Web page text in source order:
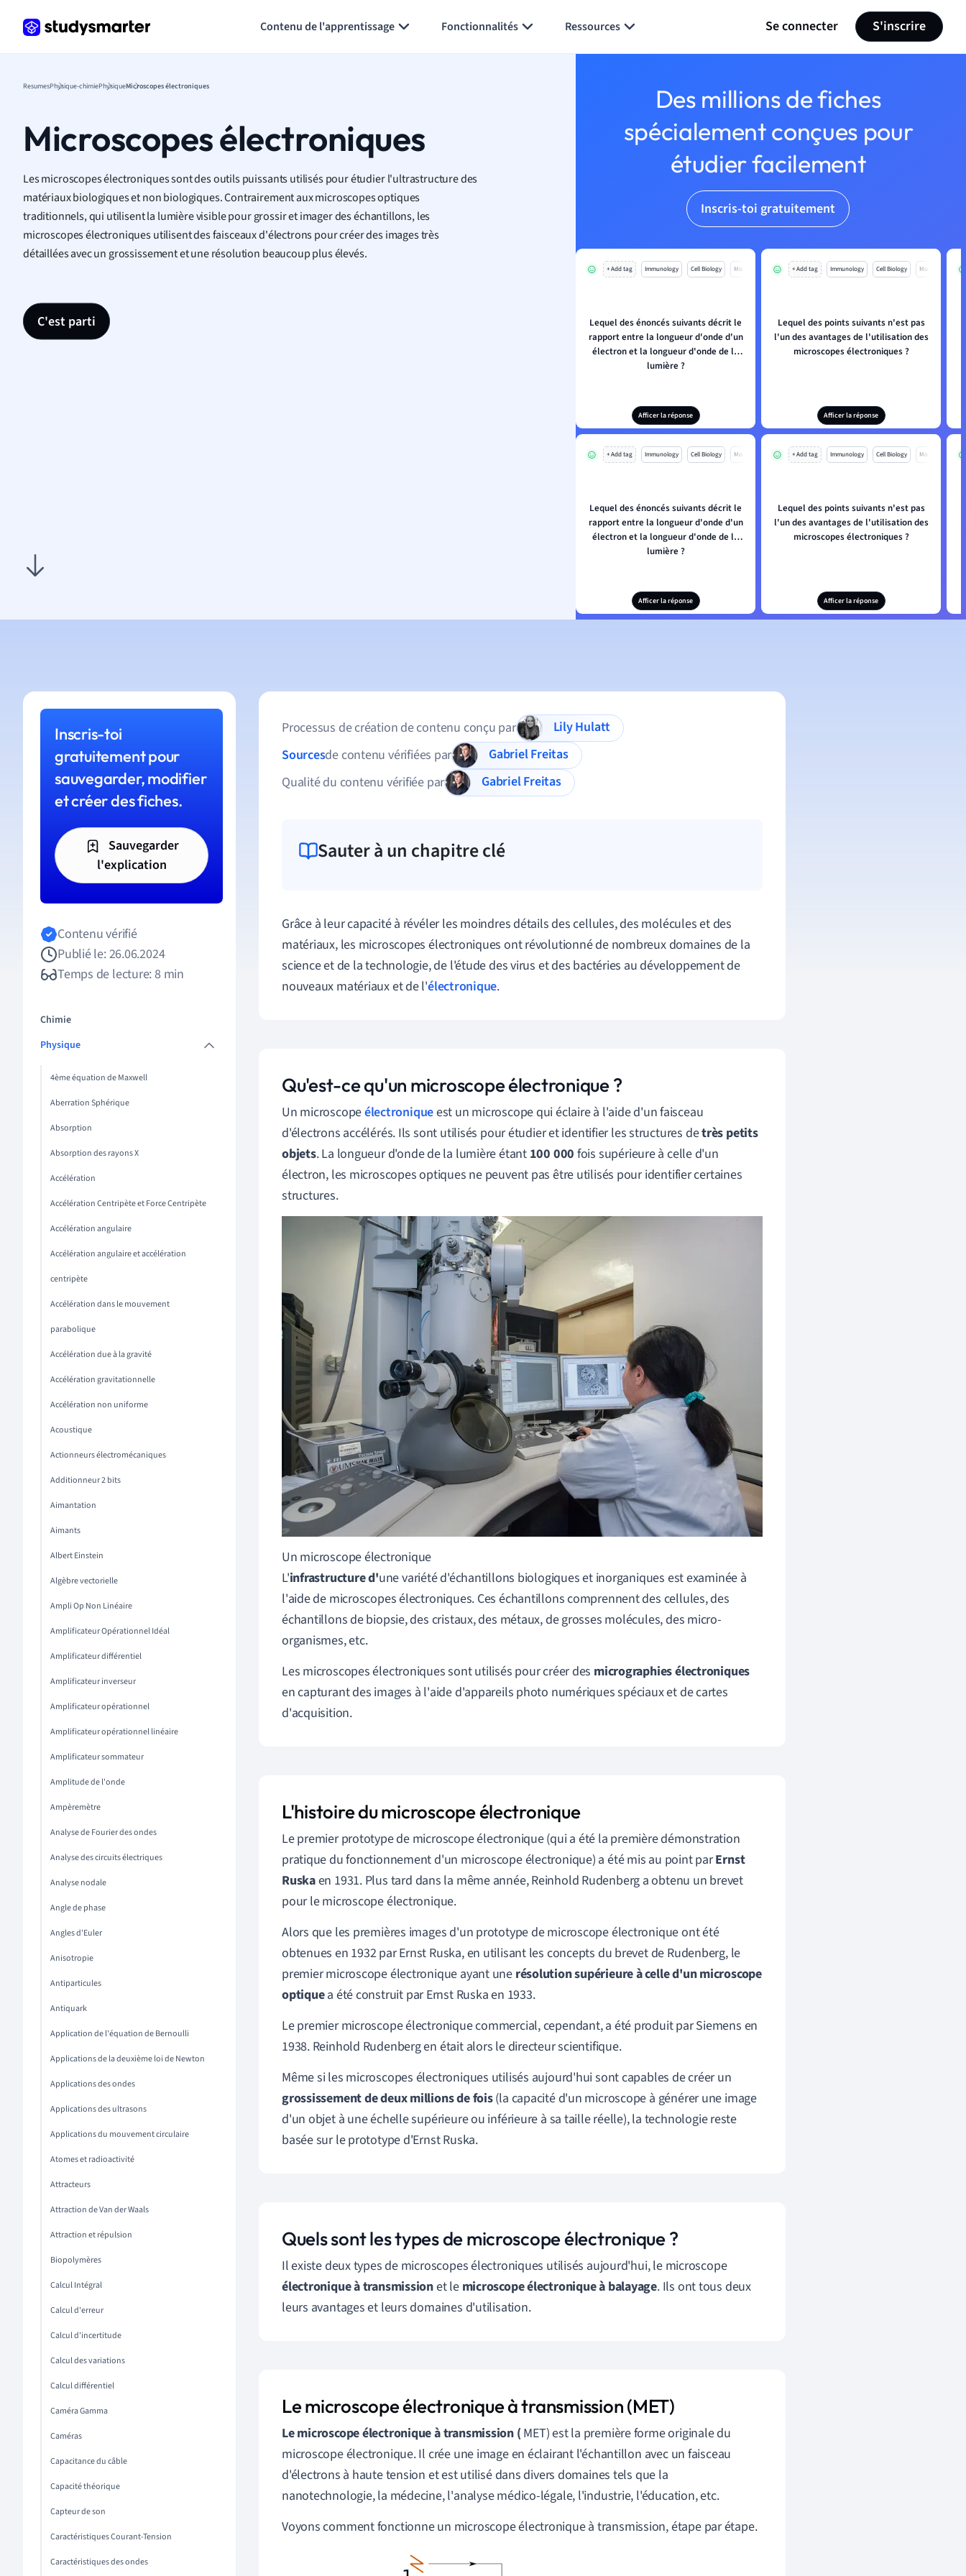
Contenu de l'apprentissage Fonctionnalités Ressources Se connecter S'inscrire
ResumesPhysique-chimiePhysiqueMicroscopes électroniques
Microscopes électroniques
Les microscopes électroniques sont des outils puissants utilisés pour étudier l'ultrastructure des
matériaux biologiques et non biologiques. Contrairement aux microscopes optiques
traditionnels, qui utilisent la lumière visible pour grossir et imager des échantillons, les
microscopes électroniques utilisent des faisceaux d'électrons pour créer des images très
détaillées avec un grossissement et une résolution beaucoup plus élevés.
C'est parti
Des millions de fiches
spécialement conçues pour
étudier facilement
Inscris-toi gratuitement
+ Add tag Immunology Cell Biology Mo
Lequel des énoncés suivants décrit le
rapport entre la longueur d'onde d'un
électron et la longueur d'onde de la
lumière ?
Afficer la réponse
+ Add tag Immunology Cell Biology Mo
Lequel des points suivants n'est pas
l'un des avantages de l'utilisation des
microscopes électroniques ?
Afficer la réponse
+ Add tag Immunology Cell Biology Mo
Lequel des énoncés suivants décrit le
rapport entre la longueur d'onde d'un
électron et la longueur d'onde de la
lumière ?
Afficer la réponse
+ Add tag Immunology Cell Biology Mo
Lequel des points suivants n'est pas
l'un des avantages de l'utilisation des
microscopes électroniques ?
Afficer la réponse
Inscris-toi
gratuitement pour
sauvegarder, modifier
et créer des fiches.
Sauvegarder
l'explication
Contenu vérifié
Publié le: 26.06.2024
Temps de lecture: 8 min
Chimie
Physique
4ème équation de Maxwell
Aberration Sphérique
Absorption
Absorption des rayons X
Accélération
Accélération Centripète et Force Centripète
Accélération angulaire
Accélération angulaire et accélération
centripète
Accélération dans le mouvement
parabolique
Accélération due à la gravité
Accélération gravitationnelle
Accélération non uniforme
Acoustique
Actionneurs électromécaniques
Additionneur 2 bits
Aimantation
Aimants
Albert Einstein
Algèbre vectorielle
Ampli Op Non Linéaire
Amplificateur Opérationnel Idéal
Amplificateur différentiel
Amplificateur inverseur
Amplificateur opérationnel
Amplificateur opérationnel linéaire
Amplificateur sommateur
Amplitude de l'onde
Ampèremètre
Analyse de Fourier des ondes
Analyse des circuits électriques
Analyse nodale
Angle de phase
Angles d'Euler
Anisotropie
Antiparticules
Antiquark
Application de l'équation de Bernoulli
Applications de la deuxième loi de Newton
Applications des ondes
Applications des ultrasons
Applications du mouvement circulaire
Atomes et radioactivité
Attracteurs
Attraction de Van der Waals
Attraction et répulsion
Biopolymères
Calcul Intégral
Calcul d'erreur
Calcul d'incertitude
Calcul des variations
Calcul différentiel
Caméra Gamma
Caméras
Capacitance du câble
Capacité théorique
Capteur de son
Caractéristiques Courant-Tension
Caractéristiques des ondes
Processus de création de contenu conçu par
Lily Hulatt
Sourcesde contenu vérifiées par
Gabriel Freitas
Qualité du contenu vérifiée par
Gabriel Freitas
Sauter à un chapitre clé
Grâce à leur capacité à révéler les moindres détails des cellules, des molécules et des
matériaux, les microscopes électroniques ont révolutionné de nombreux domaines de la
science et de la technologie, de l'étude des virus et des bactéries au développement de
nouveaux matériaux et de l'électronique.
Qu'est-ce qu'un microscope électronique ?
Un microscopeélectroniqueest un microscope qui éclaire à l'aide d'un faisceau
d'électrons accélérés. Ils sont utilisés pour étudier et identifier les structures detrès petits
objets. La longueur d'onde de la lumière étant 100 000 fois supérieure à celle d'un
électron, les microscopes optiques ne peuvent pas être utilisés pour identifier certaines
structures.
Un microscope électronique
L'infrastructure d'une variété d'échantillons biologiques et inorganiques est examinée à
l'aide de microscopes électroniques. Ces échantillons comprennent des cellules, des
échantillons de biopsie, des cristaux, des métaux, de grosses molécules, des micro-
organismes, etc.
Les microscopes électroniques sont utilisés pour créer des micrographies électroniques
en capturant des images à l'aide d'appareils photo numériques spéciaux et de cartes
d'acquisition.
L'histoire du microscope électronique
Le premier prototype de microscope électronique (qui a été la première démonstration
pratique du fonctionnement d'un microscope électronique) a été mis au point parErnst
Ruskaen 1931. Plus tard dans la même année, Reinhold Rudenberg a obtenu un brevet
pour le microscope électronique.
Alors que les premières images d'un prototype de microscope électronique ont été
obtenues en 1932 par Ernst Ruska, en utilisant les concepts du brevet de Rudenberg, le
premier microscope électronique ayant unerésolution supérieure à celle d'un microscope
optiquea été construit par Ernst Ruska en 1933.
Le premier microscope électronique commercial, cependant, a été produit par Siemens en
1938. Reinhold Rudenberg en était alors le directeur scientifique.
Même si les microscopes électroniques utilisés aujourd'hui sont capables de créer un
grossissement de deux millions de fois(la capacité d'un microscope à générer une image
d'un objet à une échelle supérieure ou inférieure à sa taille réelle), la technologie reste
basée sur le prototype d'Ernst Ruska.
Quels sont les types de microscope électronique ?
Il existe deux types de microscopes électroniques utilisés aujourd'hui, le microscope
électronique à transmissionet le microscope électronique à balayage. Ils ont tous deux
leurs avantages et leurs domaines d'utilisation.
Le microscope électronique à transmission (MET)
Le microscope électronique à transmission (MET) est la première forme originale du
microscope électronique. Il crée une image en éclairant l'échantillon avec un faisceau
d'électrons à haute tension et est utilisé dans divers domaines tels que la
nanotechnologie, la médecine, l'analyse médico-légale, l'industrie, l'éducation, etc.
Voyons comment fonctionne un microscope électronique à transmission, étape par étape.